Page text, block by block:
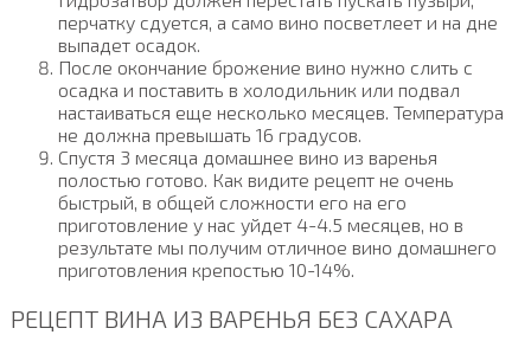
перчатку сдуется, а само вино посветлеет и на дне
выпадет осадок.
После окончание брожение вино нужно слить с
осадка и поставить в холодильник или подвал
настаиваться еще несколько месяцев. Температура
не должна превышать 16 градусов.
Спустя 3 месяца домашнее вино из варенья
полостью готово. Как видите рецепт не очень
быстрый, в общей сложности его на его
приготовление у нас уйдет 4-4.5 месяцев, но в
результате мы получим отличное вино домашнего
приготовления крепостью 10-14%.
РЕЦЕПТ ВИНА ИЗ ВАРЕНЬЯ БЕЗ САХАРА